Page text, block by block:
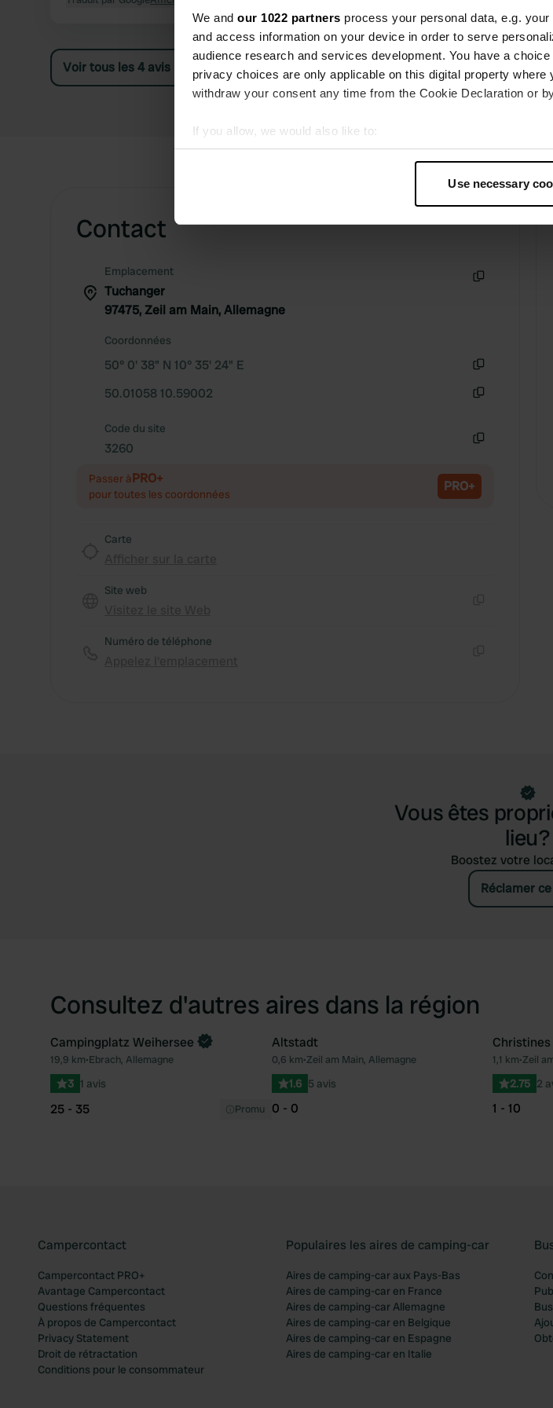
We and our 1022 partners process your personal data, e.g.
and access information on your device in order to serve
audience research and services development. You have a
privacy choices are only applicable on this digital property
withdraw your consent any time from the Cookie Declaration or
If you allow, we would also like to:
Collect information about your geographical location which
Find out more about how your personal data is processed and
We use cookies to personalise content and ads, to provide
other information that you’ve provided to them or that they’ve
Use necessary
'Hexenwerk' 😋 Nous avons
dormi ici jusqu'à ce que
de bouteilles...
Voir tous les 4 avis
Contact
Emplacement
Tuchanger
97475, Zeil am Main, Allemagne
Coordonnées
50° 0' 38" N 10° 35' 24" E
50.01058 10.59002
Code du site
3260
Passer àPRO+
pour toutes les coordonnées PRO+
Carte
Site web
Numéro de téléphone
Vous êtes
lieu?
Boostez votre
Réclamer
Consultez d'autres aires dans la région
Préféré
Reserve maintenant
Campingplatz Weihersee
19,9 km•Ebrach, Allemagne
3 1 avis
25 - 35 Promu
Préféré
Altstadt
0,6 km•Zeil am Main, Allemagne
1.6 5 avis
0 - 0
1,1 km•Zeil
2.75 2
1 - 10
Campercontact
Campercontact PRO+
Avantage Campercontact
Questions fréquentes
À propos de Campercontact
Privacy Statement
Droit de rétractation
Conditions pour le consommateur
Populaires les aires de camping-car
Aires de camping-car aux Pays-Bas
Aires de camping-car en France
Aires de camping-car Allemagne
Aires de camping-car en Belgique
Aires de camping-car en Espagne
Aires de camping-car en Italie